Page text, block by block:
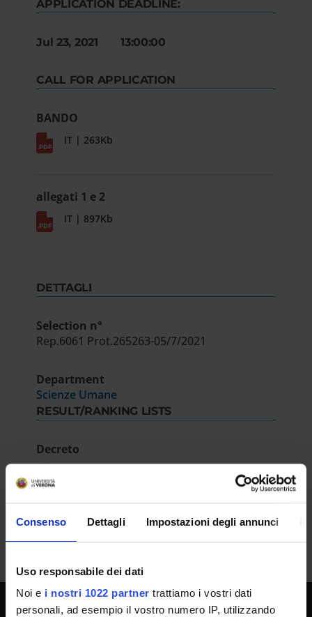
Consenso Dettagli Impostazioni degli annunci
Uso responsabile dei dati
Noi e i nostri 1022 partner trattiamo i vostri dati
personali, ad esempio il vostro numero IP, utilizzando
APPLICATION DEADLINE:
Jul 23, 2021 13:00:00
CALL FOR APPLICATION
BANDO
IT | 263Kb
allegati 1 e 2
IT | 897Kb
DETTAGLI
Selection n°
Rep.6061 Prot.265263-05/7/2021
Department
Scienze Umane
RESULT/RANKING LISTS
Decreto